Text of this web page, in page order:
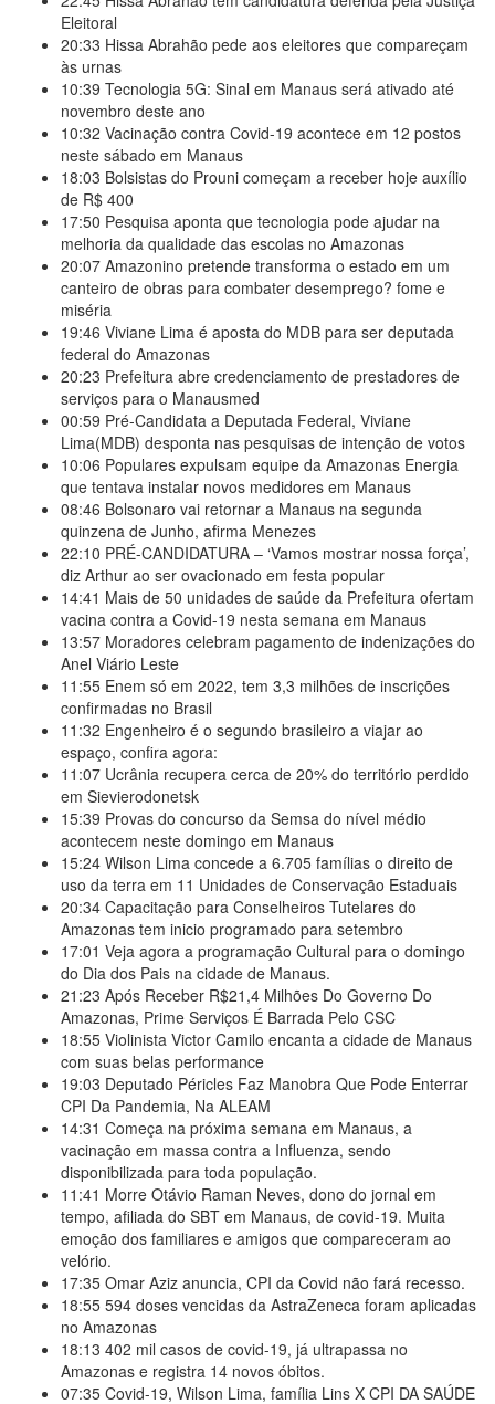
Eleitoral
20:33 Hissa Abrahão pede aos eleitores que compareçam
às urnas
10:39 Tecnologia 5G: Sinal em Manaus será ativado até
novembro deste ano
10:32 Vacinação contra Covid-19 acontece em 12 postos
neste sábado em Manaus
18:03 Bolsistas do Prouni começam a receber hoje auxílio
de R$ 400
17:50 Pesquisa aponta que tecnologia pode ajudar na
melhoria da qualidade das escolas no Amazonas
20:07 Amazonino pretende transforma o estado em um
canteiro de obras para combater desemprego? fome e
miséria
19:46 Viviane Lima é aposta do MDB para ser deputada
federal do Amazonas
20:23 Prefeitura abre credenciamento de prestadores de
serviços para o Manausmed
00:59 Pré-Candidata a Deputada Federal, Viviane
Lima(MDB) desponta nas pesquisas de intenção de votos
10:06 Populares expulsam equipe da Amazonas Energia
que tentava instalar novos medidores em Manaus
08:46 Bolsonaro vai retornar a Manaus na segunda
quinzena de Junho, afirma Menezes
22:10 PRÉ-CANDIDATURA – ‘Vamos mostrar nossa força’,
diz Arthur ao ser ovacionado em festa popular
14:41 Mais de 50 unidades de saúde da Prefeitura ofertam
vacina contra a Covid-19 nesta semana em Manaus
13:57 Moradores celebram pagamento de indenizações do
Anel Viário Leste
11:55 Enem só em 2022, tem 3,3 milhões de inscrições
confirmadas no Brasil
11:32 Engenheiro é o segundo brasileiro a viajar ao
espaço, confira agora:
11:07 Ucrânia recupera cerca de 20% do território perdido
em Sievierodonetsk
15:39 Provas do concurso da Semsa do nível médio
acontecem neste domingo em Manaus
15:24 Wilson Lima concede a 6.705 famílias o direito de
uso da terra em 11 Unidades de Conservação Estaduais
20:34 Capacitação para Conselheiros Tutelares do
Amazonas tem inicio programado para setembro
17:01 Veja agora a programação Cultural para o domingo
do Dia dos Pais na cidade de Manaus.
21:23 Após Receber R$21,4 Milhões Do Governo Do
Amazonas, Prime Serviços É Barrada Pelo CSC
18:55 Violinista Victor Camilo encanta a cidade de Manaus
com suas belas performance
19:03 Deputado Péricles Faz Manobra Que Pode Enterrar
CPI Da Pandemia, Na ALEAM
14:31 Começa na próxima semana em Manaus, a
vacinação em massa contra a Influenza, sendo
disponibilizada para toda população.
11:41 Morre Otávio Raman Neves, dono do jornal em
tempo, afiliada do SBT em Manaus, de covid-19. Muita
emoção dos familiares e amigos que compareceram ao
velório.
17:35 Omar Aziz anuncia, CPI da Covid não fará recesso.
18:55 594 doses vencidas da AstraZeneca foram aplicadas
no Amazonas
18:13 402 mil casos de covid-19, já ultrapassa no
Amazonas e registra 14 novos óbitos.
07:35 Covid-19, Wilson Lima, família Lins X CPI DA SAÚDE